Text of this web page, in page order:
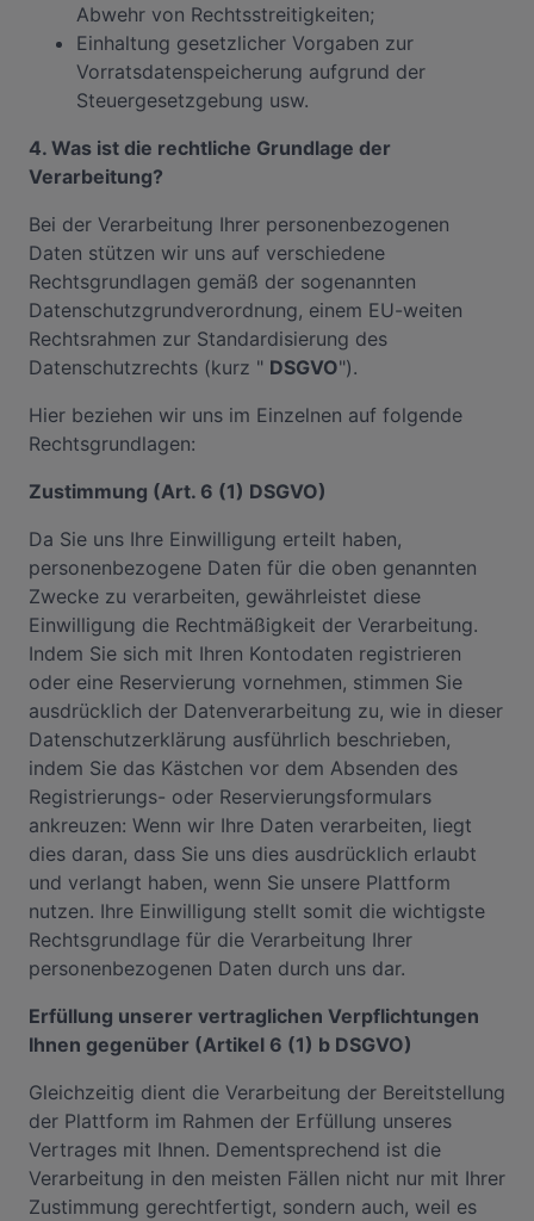
Abwehr von Rechtsstreitigkeiten;
Einhaltung gesetzlicher Vorgaben zur
Vorratsdatenspeicherung aufgrund der
Steuergesetzgebung usw.
4. Was ist die rechtliche Grundlage der
Verarbeitung?
Bei der Verarbeitung Ihrer personenbezogenen
Daten stützen wir uns auf verschiedene
Rechtsgrundlagen gemäß der sogenannten
Datenschutzgrundverordnung, einem EU-weiten
Rechtsrahmen zur Standardisierung des
Datenschutzrechts (kurz " DSGVO").
Hier beziehen wir uns im Einzelnen auf folgende
Rechtsgrundlagen:
Zustimmung (Art. 6 (1) DSGVO)
Da Sie uns Ihre Einwilligung erteilt haben,
personenbezogene Daten für die oben genannten
Zwecke zu verarbeiten, gewährleistet diese
Einwilligung die Rechtmäßigkeit der Verarbeitung.
Indem Sie sich mit Ihren Kontodaten registrieren
oder eine Reservierung vornehmen, stimmen Sie
ausdrücklich der Datenverarbeitung zu, wie in dieser
Datenschutzerklärung ausführlich beschrieben,
indem Sie das Kästchen vor dem Absenden des
Registrierungs- oder Reservierungsformulars
ankreuzen: Wenn wir Ihre Daten verarbeiten, liegt
dies daran, dass Sie uns dies ausdrücklich erlaubt
und verlangt haben, wenn Sie unsere Plattform
nutzen. Ihre Einwilligung stellt somit die wichtigste
Rechtsgrundlage für die Verarbeitung Ihrer
personenbezogenen Daten durch uns dar.
Erfüllung unserer vertraglichen Verpflichtungen
Ihnen gegenüber (Artikel 6 (1) b DSGVO)
Gleichzeitig dient die Verarbeitung der Bereitstellung
der Plattform im Rahmen der Erfüllung unseres
Vertrages mit Ihnen. Dementsprechend ist die
Verarbeitung in den meisten Fällen nicht nur mit Ihrer
Zustimmung gerechtfertigt, sondern auch, weil es